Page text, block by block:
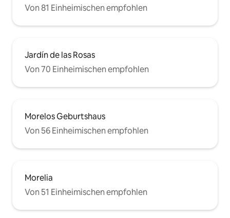
Von 81 Einheimischen empfohlen
Jardín de las Rosas
Von 70 Einheimischen empfohlen
Morelos Geburtshaus
Von 56 Einheimischen empfohlen
Morelia
Von 51 Einheimischen empfohlen